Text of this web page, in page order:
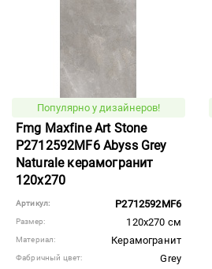
Популярно у дизайнеров!
Fmg Maxfine Art Stone
P2712592MF6 Abyss Grey
Naturale керамогранит
120x270
Артикул: P2712592MF6
Размер: 120x270 см
Материал: Керамогранит
Фабричный цвет: Grey